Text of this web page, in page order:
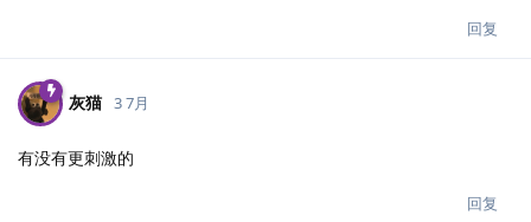
回复
灰猫 3 7月
有没有更刺激的
回复